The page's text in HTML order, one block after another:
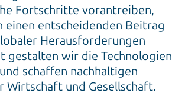
Fortschritte vorantreiben,
einen entscheidenden Beitrag
Herausforderungen
gestalten wir die Technologien
schaffen nachhaltigen
Wirtschaft und Gesellschaft.